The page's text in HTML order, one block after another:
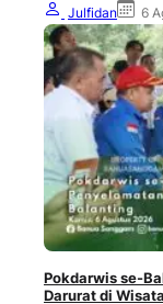
Julfidan 6
Pokdarwis se-
Darurat di